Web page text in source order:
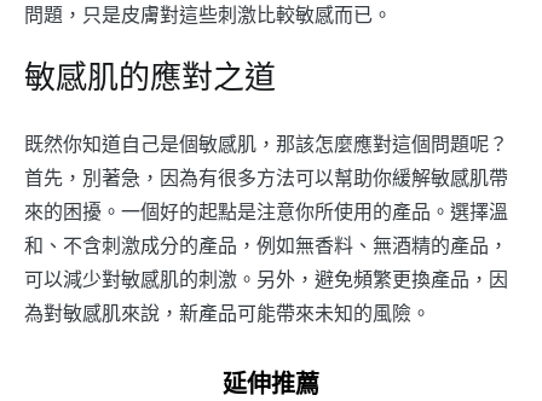
問題，只是皮膚對這些刺激比較敏感而已。
敏感肌的應對之道
既然你知道自己是個敏感肌，那該怎麼應對這個問題呢？
首先，別著急，因為有很多方法可以幫助你緩解敏感肌帶
來的困擾。一個好的起點是注意你所使用的產品。選擇溫
和、不含刺激成分的產品，例如無香料、無酒精的產品，
可以減少對敏感肌的刺激。另外，避免頻繁更換產品，因
為對敏感肌來說，新產品可能帶來未知的風險。
延伸推薦